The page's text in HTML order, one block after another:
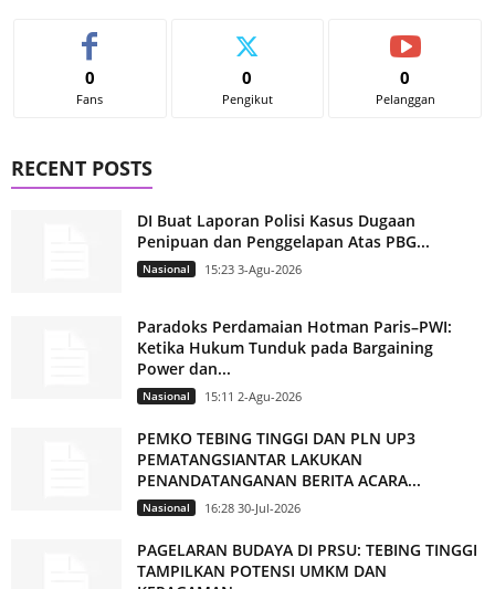
0
Fans
0
Pengikut
0
Pelanggan
RECENT POSTS
DI Buat Laporan Polisi Kasus Dugaan
Penipuan dan Penggelapan Atas PBG...
Nasional 15:23 3-Agu-2026
Paradoks Perdamaian Hotman Paris–PWI:
Ketika Hukum Tunduk pada Bargaining
Power dan...
Nasional 15:11 2-Agu-2026
PEMKO TEBING TINGGI DAN PLN UP3
PEMATANGSIANTAR LAKUKAN
PENANDATANGANAN BERITA ACARA...
Nasional 16:28 30-Jul-2026
PAGELARAN BUDAYA DI PRSU: TEBING TINGGI
TAMPILKAN POTENSI UMKM DAN